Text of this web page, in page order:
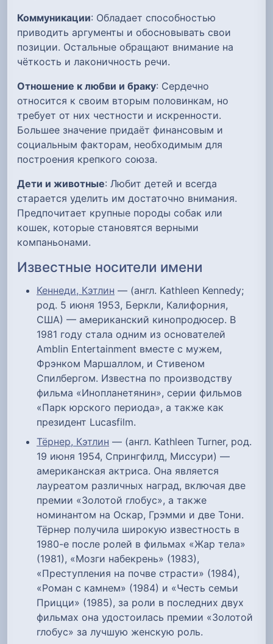
Коммуникации: Обладает способностью
приводить аргументы и обосновывать свои
позиции. Остальные обращают внимание на
чёткость и лаконичность речи.
Отношение к любви и браку: Сердечно
относится к своим вторым половинкам, но
требует от них честности и искренности.
Большее значение придаёт финансовым и
социальным факторам, необходимым для
построения крепкого союза.
Дети и животные: Любит детей и всегда
старается уделить им достаточно внимания.
Предпочитает крупные породы собак или
кошек, которые становятся верными
компаньонами.
Известные носители имени
Кеннеди, Кэтлин — (англ. Kathleen Kennedy;
род. 5 июня 1953, Беркли, Калифорния,
США) — американский кинопродюсер. В
1981 году стала одним из основателей
Amblin Entertainment вместе с мужем,
Фрэнком Маршаллом, и Стивеном
Спилбергом. Известна по производству
фильма «Инопланетянин», серии фильмов
«Парк юрского периода», а также как
президент Lucasfilm.
Тёрнер, Кэтлин — (англ. Kathleen Turner, род.
19 июня 1954, Спрингфилд, Миссури) —
американская актриса. Она является
лауреатом различных наград, включая две
премии «Золотой глобус», а также
номинантом на Оскар, Грэмми и две Тони.
Тёрнер получила широкую известность в
1980-е после ролей в фильмах «Жар тела»
(1981), «Мозги набекрень» (1983),
«Преступления на почве страсти» (1984),
«Роман с камнем» (1984) и «Честь семьи
Прицци» (1985), за роли в последних двух
фильмах она удостоилась премии «Золотой
глобус» за лучшую женскую роль.